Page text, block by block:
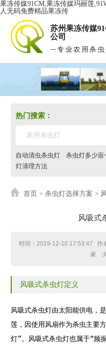
果冻传媒91CM,果冻传媒玛丽莲
人无码免费精品果冻传
苏州果冻传媒
公司
专业农用杀虫
热门搜索：
自动清虫杀虫灯 杀虫灯多少亩
灯清理方法
首页 >杀虫灯选择方案>
风吸式
时间： 2019-12-10 17:53:47 作
家 浏
风吸式杀虫灯定义
风吸式杀虫灯由太阳能供电
莲，因使用风扇作为杀虫主要
灯”。风吸式杀虫灯也属于“频